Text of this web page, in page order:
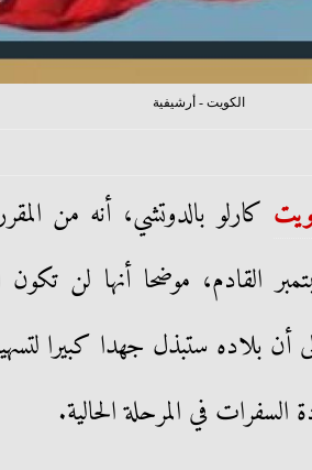
الكويت - أرشيفية
كارلو بالدوتشي، أنه من
القادم، موضحا أنها لن تكون
أن بلاده ستبذل جهدا كبيرا
السفرات في المرحلة الحالية.